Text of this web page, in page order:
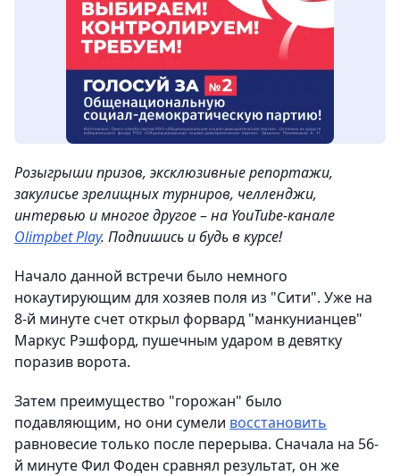
Розыгрыши призов, эксклюзивные репортажи,
закулисье зрелищных турниров, челленджи,
интервью и многое другое–на YouTube-канале
Olimpbet Play. Подпишись и будь в курсе!
Начало данной встречи было немного
нокаутирующим для хозяев поля из "Сити". Уже на
8-й минуте счет открыл форвард "манкунианцев"
Маркус Рэшфорд, пушечным ударом в девятку
поразив ворота.
Затем преимущество "горожан" было
подавляющим, но они сумели восстановить
равновесие только после перерыва. Сначала на 56-
й минуте Фил Фоден сравнял результат, он же